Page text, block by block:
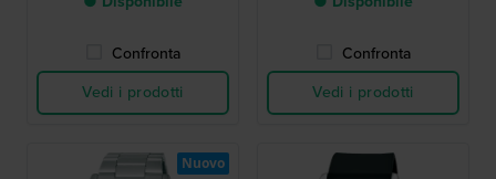
Confronta
Vedi i prodotti
Confronta
Vedi i prodotti
Nuovo